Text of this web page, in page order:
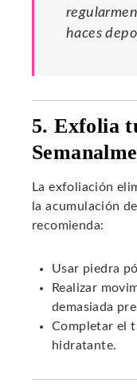
haces
5. Exfolia
La exfoliación
la acumulación
recomienda:
Usar piedra
Realizar
demasiada
Completar el
hidratante.